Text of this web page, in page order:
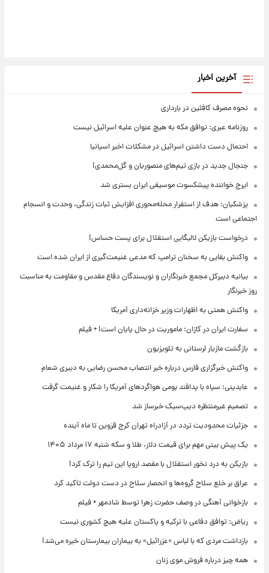
آخرین اخبار
نحوه مصرف کافئین در بارداری
روزنامه عبری: توافق مکه به هیچ عنوان علیه اسرائیل نیست
احتمال دست داشتن اسرائیل در مشکلات اخیر اسپانیا
جنجال جدید در بازی تیم‌های منصوریان و گل‌محمدی!
ایرج خواننده پیشکسوت موسیقی ایران بستری شد
پزشکیان: هدف از استقرار محله‌محوری افزایش ثبات زندگی، وحدت و انسجام
اجتماعی است
درخواست بازیکن لالیگایی استقلال برای پست حساس!
واکنش بقایی به سخنان ترامپ که مدعی غنیمت‌گیری از ایران شده است
بیانیه دبیرکل مجمع خبرنگاران و نویسندگان دفاع مقدس و مقاومت به مناسبت
روز خبرنگار
واکنش همتی به اظهارات وزیر خزانه‌داری آمریکا
سفارت ایران در کازان: ماموریت در حال پایان است! + فیلم
بازگشت مازیار لرستانی به تلویزیون
واکنش خبرگزاری فارس درباره خبر انتصاب محسن رضایی به دبیری شعام
عابدینی: سپاه با پدافند بومی هواگردهای آمریکا را شکار و غنیمت گرفت
تصمیم غیرمنتظره دیپ‌سیک خبرساز شد
جزئیات محدودیت تردد در آزادراه تهران کرج قزوین تا ماه آینده
یک پیش ‌بینی مهم برای قیمت دلار، طلا و سکه شنبه ۱۷ مرداد ۱۴۰۵
بازیکن به درد نخور استقلال با مقصد اروپا این تیم را ترک کرد!
عراق بر خلع سلاح گروه‌ها و انحصار سلاح در دست دولت تاکید کرد
بازخوانی آهنگی در وصف حضرت زهرا توسط شادمهر + فیلم
ریاض: توافق دفاعی با ترکیه و پاکستان علیه هیچ کشوری نیست
بازداشت مردی که با لباس «عزرائیل» به بیماران بیمارستان خیره می‌شد!
همه چیز درباره فروش موی زنان